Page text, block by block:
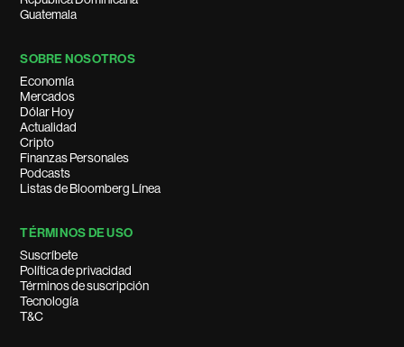
Guatemala
SOBRE NOSOTROS
Economía
Mercados
Dólar Hoy
Actualidad
Cripto
Finanzas Personales
Podcasts
Listas de Bloomberg Línea
TÉRMINOS DE USO
Suscríbete
Política de privacidad
Términos de suscripción
Tecnología
T&C